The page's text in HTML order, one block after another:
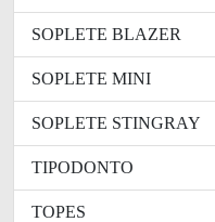
SOPLETE BLAZER
SOPLETE MINI
SOPLETE STINGRAY
TIPODONTO
TOPES